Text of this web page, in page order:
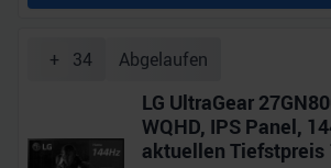
+ 34 Abgelaufen
LG UltraGear
WQHD, IPS Panel,
aktuellen Tiefstpreis